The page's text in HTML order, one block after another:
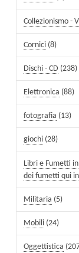
Collezionismo -
Cornici (8)
Dischi - CD (238)
Elettronica (88)
fotografia (13)
giochi (28)
Libri e Fumetti
dei fumetti qui
Militaria (5)
Mobili (24)
Oggettistica